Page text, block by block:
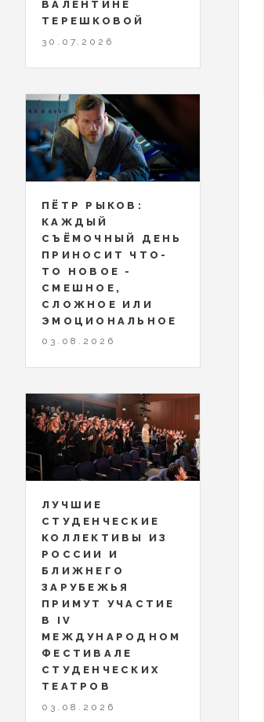
ВАЛЕНТИНЕ
ТЕРЕШКОВОЙ
30.07.2026
ПЁТР РЫКОВ:
КАЖДЫЙ
СЪЁМОЧНЫЙ ДЕНЬ
ПРИНОСИТ ЧТО-
ТО НОВОЕ -
СМЕШНОЕ,
СЛОЖНОЕ ИЛИ
ЭМОЦИОНАЛЬНОЕ
03.08.2026
ЛУЧШИЕ
СТУДЕНЧЕСКИЕ
КОЛЛЕКТИВЫ ИЗ
РОССИИ И
БЛИЖНЕГО
ЗАРУБЕЖЬЯ
ПРИМУТ УЧАСТИЕ
В IV
МЕЖДУНАРОДНОМ
ФЕСТИВАЛЕ
СТУДЕНЧЕСКИХ
ТЕАТРОВ
03.08.2026